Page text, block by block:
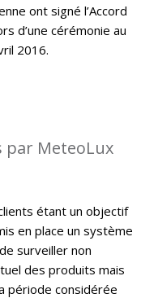
ont signé l’Accord
d’une cérémonie au
2016.
par MeteoLux
étant un objectif
en place un système
surveiller non
des produits mais
période considérée